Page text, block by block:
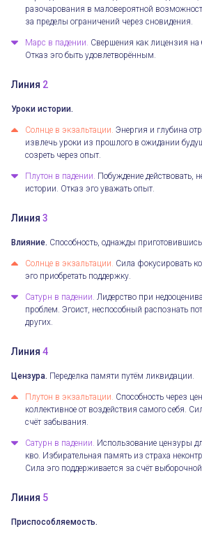
разочарования в маловероятной
за пределы ограничений через сновидения.
Марс в падении. Свершения как лицензия на
Отказ эго быть удовлетворённым.
Линия 2
Уроки истории.
Солнце в экзальтации. Энергия и глубина
извлечь уроки из прошлого в ожидании
созреть через опыт.
Плутон в падении. Побуждение действовать,
истории. Отказ эго уважать опыт.
Линия 3
Влияние. Способность, однажды
Солнце в экзальтации. Сила фокусировать
эго приобретать поддержку.
Сатурн в падении. Лидерство при
проблем. Эгоист, неспособный распознать
других.
Линия 4
Цензура. Переделка памяти путём ликвидации.
Плутон в экзальтации. Способность через
коллективное от воздействия самого себя.
счёт забывания.
Сатурн в падении. Использование цензуры
кво. Избирательная память из страха
Сила эго поддерживается за счёт
Линия 5
Приспособляемость.